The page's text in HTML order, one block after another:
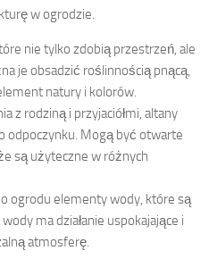
w ogrodzie.
nie tylko zdobią przestrzeń, ale
je obsadzić roślinnością pnącą,
natury i kolorów.
z rodziną i przyjaciółmi, altany
odpoczynku. Mogą być otwarte
są użyteczne w różnych
ogrodu elementy wody, które są
ma działanie uspokajające i
atmosferę.